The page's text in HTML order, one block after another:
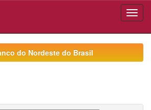
do Nordeste do Brasil